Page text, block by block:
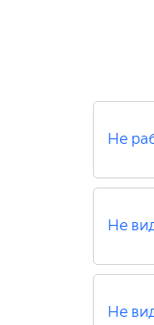
Не
Не
Не